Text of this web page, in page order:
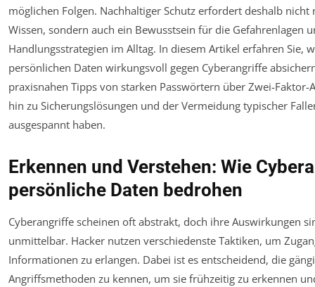
möglichen Folgen. Nachhaltiger Schutz erfordert deshalb nicht
Wissen, sondern auch ein Bewusstsein für die Gefahrenlagen
Handlungsstrategien im Alltag. In diesem Artikel erfahren Sie,
persönlichen Daten wirkungsvoll gegen Cyberangriffe
praxisnahen Tipps von starken Passwörtern über Zwei-
hin zu Sicherungslösungen und der Vermeidung typischer
ausgespannt haben.
Erkennen und Verstehen: Wie
persönliche Daten bedrohen
Cyberangriffe scheinen oft abstrakt, doch ihre Auswirkungen
unmittelbar. Hacker nutzen verschiedenste Taktiken, um
Informationen zu erlangen. Dabei ist es entscheidend, die
Angriffsmethoden zu kennen, um sie frühzeitig zu erkennen